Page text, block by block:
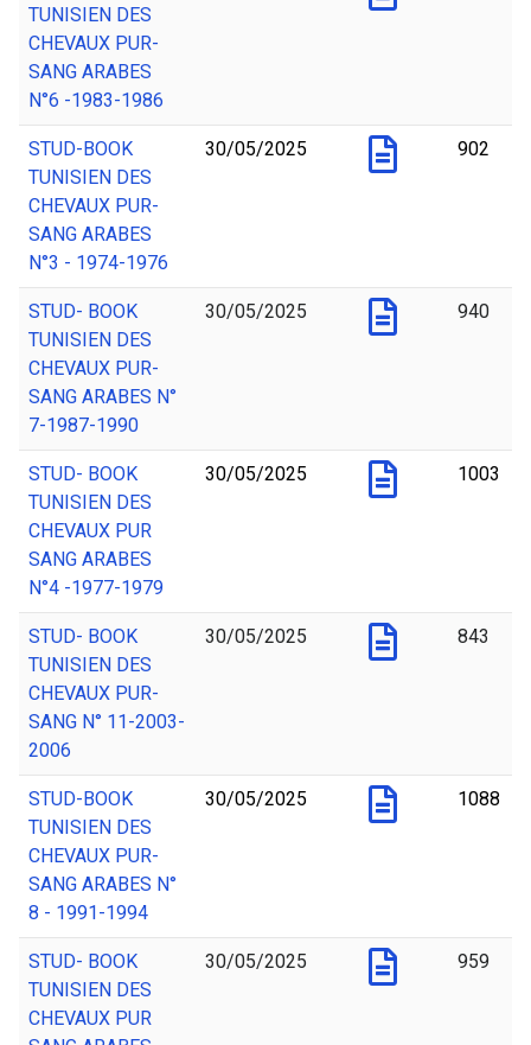
TUNISIEN DES
CHEVAUX PUR-
SANG ARABES
N°6 -1983-1986
STUD-BOOK
TUNISIEN DES
CHEVAUX PUR-
SANG ARABES
N°3 - 1974-1976
30/05/2025 902
STUD- BOOK
TUNISIEN DES
CHEVAUX PUR-
SANG ARABES N°
7-1987-1990
30/05/2025 940
STUD- BOOK
TUNISIEN DES
CHEVAUX PUR
SANG ARABES
N°4 -1977-1979
30/05/2025 1003
STUD- BOOK
TUNISIEN DES
CHEVAUX PUR-
SANG N° 11-2003-
2006
30/05/2025 843
STUD-BOOK
TUNISIEN DES
CHEVAUX PUR-
SANG ARABES N°
8 - 1991-1994
30/05/2025 1088
STUD- BOOK
TUNISIEN DES
CHEVAUX PUR
30/05/2025 959